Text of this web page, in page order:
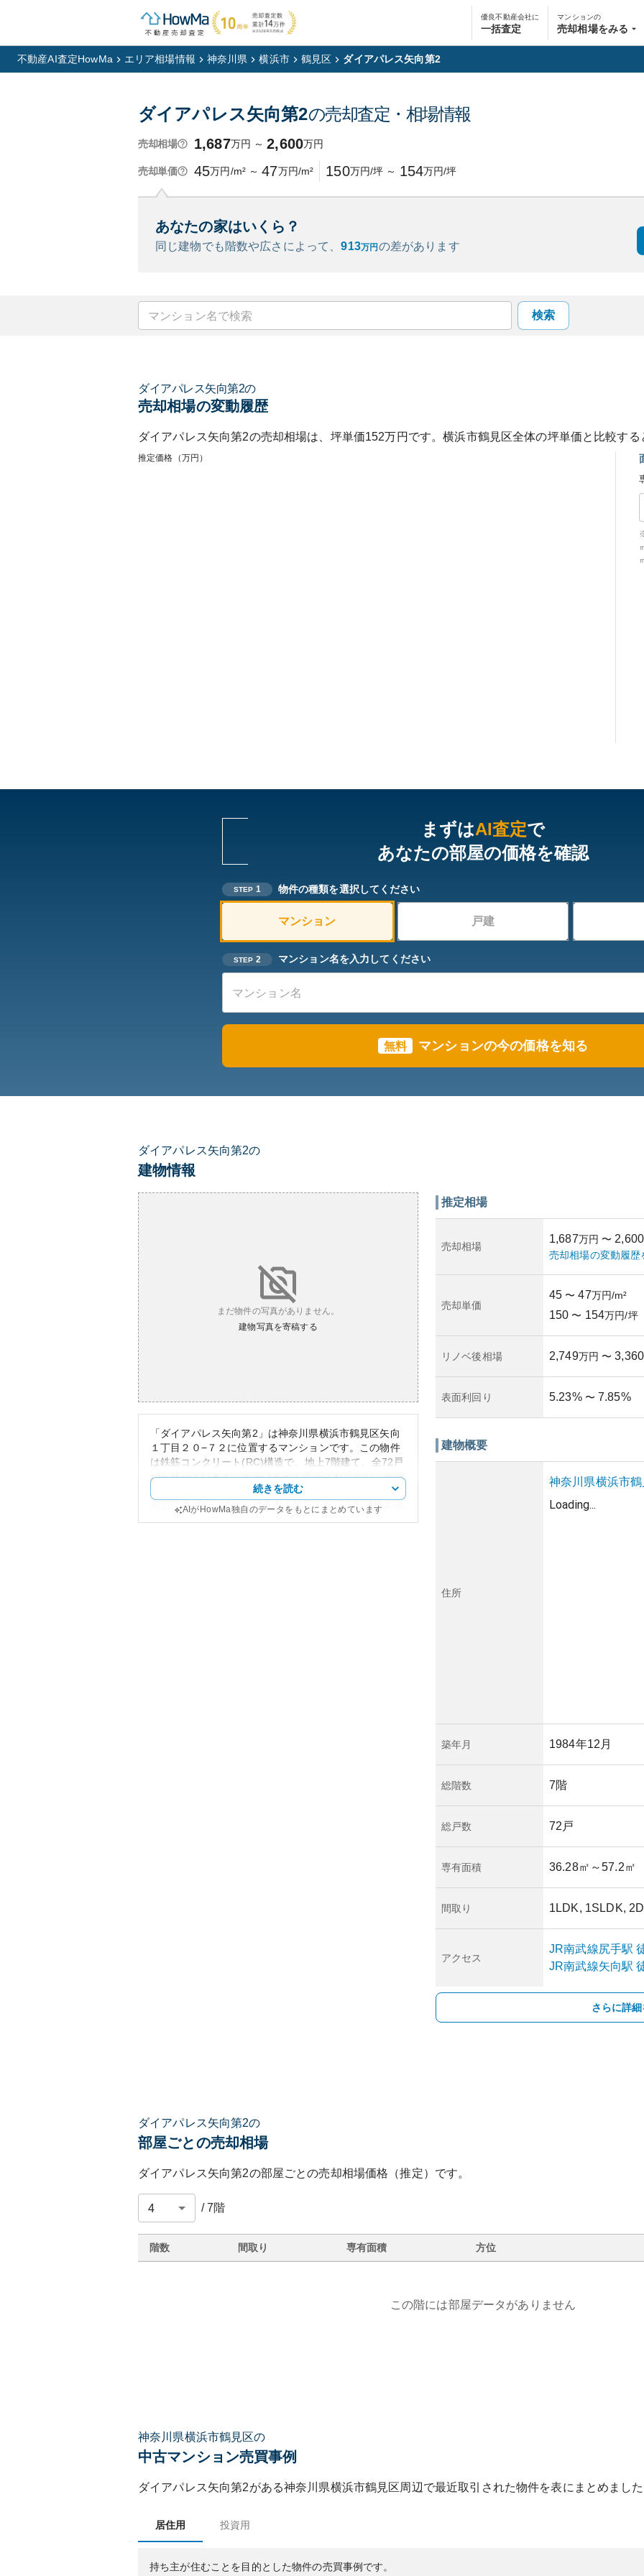
優良不動産会社に
一括査定
マンションの
売却相場をみる
不動産AI査定HowMa エリア相場情報 神奈川県 横浜市 鶴見区 ダイアパレス矢向第2
ダイアパレス矢向第2の売却査定・相場情報
売却相場 1,687万円 ～ 2,600万円
売却単価 45万円/m² ～ 47万円/m² 150万円/坪 ～ 154万円/坪
あなたの家はいくら？
同じ建物でも階数や広さによって、913万円 の差があります
検索
ダイアパレス矢向第2の
売却相場の変動履歴
ダイアパレス矢向第2の売却相場は、坪単価152万円です。横浜市鶴見区全体の坪単価と比較する
推定価格（万円）
まずはAI査定で
あなたの部屋の価格を確認
STEP 1 物件の種類を選択してください
マンション 戸建
STEP 2 マンション名を入力してください
無料 マンションの今の価格を知る
ダイアパレス矢向第2の
建物情報
まだ物件の写真がありません。
建物写真を寄稿する
「ダイアパレス矢向第2」は神奈川県横浜市鶴見区矢向
１丁目２０−７２に位置するマンションです。この物件
は鉄筋コンクリート(RC)構造で、地上7階建て、全72戸
から成っています。管理はすべて委託されており、管理
人は日勤体制をとっています。
周辺環境については、横浜市の鶴見区という利便性の高
続きを読む
AIがHowMa独自のデータをもとにまとめています
推定相場
売却相場
1,687万円 〜 2,600
売却相場の変動履歴
売却単価
45 〜 47万円/m²
150 〜 154万円/坪
リノベ後相場 2,749万円 〜 3,360
表面利回り 5.23% 〜 7.85%
建物概要
住所
神奈川県横浜市
Loading...
築年月 1984年12月
総階数 7階
総戸数 72戸
専有面積 36.28㎡ ～57.2㎡
間取り 1LDK, 1SLDK,
アクセス
JR南武線尻手駅
JR南武線矢向駅
さらに詳
ダイアパレス矢向第2の
部屋ごとの売却相場
ダイアパレス矢向第2の部屋ごとの売却相場価格（推定）です。
/7階
階数 間取り 専有面積 方位
この階には部屋データがありません
神奈川県横浜市鶴見区の
中古マンション売買事例
ダイアパレス矢向第2がある神奈川県横浜市鶴見区周辺で最近取引された物件を表にまとめまし
居住用 投資用
持ち主が住むことを目的とした物件の売買事例です。